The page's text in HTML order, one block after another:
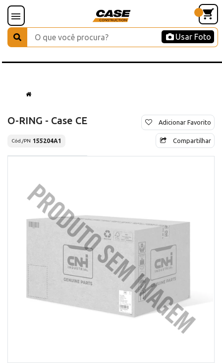
Usar Foto
O-RING - Case CE
Cód./PN 155204A1
Adicionar Favorito
Compartilhar